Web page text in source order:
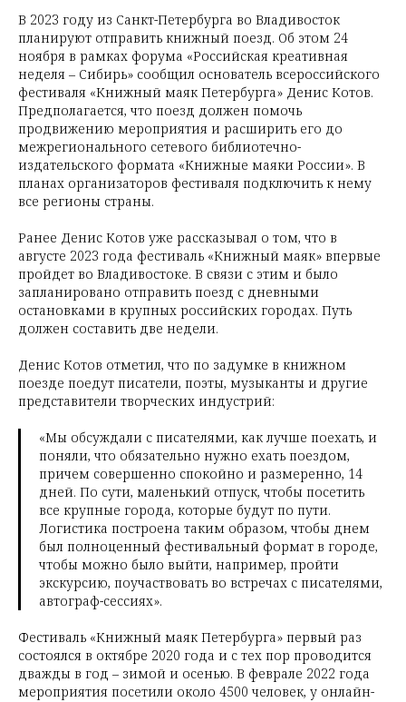
В 2023 году из Санкт-Петербурга во Владивосток
планируют отправить книжный поезд. Об этом 24
ноября в рамках форума «Российская креативная
неделя – Сибирь» сообщил основатель всероссийского
фестиваля «Книжный маяк Петербурга» Денис Котов.
Предполагается, что поезд должен помочь
продвижению мероприятия и расширить его до
межрегионального сетевого библиотечно-
издательского формата «Книжные маяки России». В
планах организаторов фестиваля подключить к нему
все регионы страны.
Ранее Денис Котов уже рассказывал о том, что в
августе 2023 года фестиваль «Книжный маяк» впервые
пройдет во Владивостоке. В связи с этим и было
запланировано отправить поезд с дневными
остановками в крупных российских городах. Путь
должен составить две недели.
Денис Котов отметил, что по задумке в книжном
поезде поедут писатели, поэты, музыканты и другие
представители творческих индустрий:
«Мы обсуждали с писателями, как лучше поехать, и
поняли, что обязательно нужно ехать поездом,
причем совершенно спокойно и размеренно, 14
дней. По сути, маленький отпуск, чтобы посетить
все крупные города, которые будут по пути.
Логистика построена таким образом, чтобы днем
был полноценный фестивальный формат в городе,
чтобы можно было выйти, например, пройти
экскурсию, поучаствовать во встречах с писателями,
автограф-сессиях».
Фестиваль «Книжный маяк Петербурга» первый раз
состоялся в октябре 2020 года и с тех пор проводится
дважды в год – зимой и осенью. В феврале 2022 года
мероприятия посетили около 4500 человек, у онлайн-